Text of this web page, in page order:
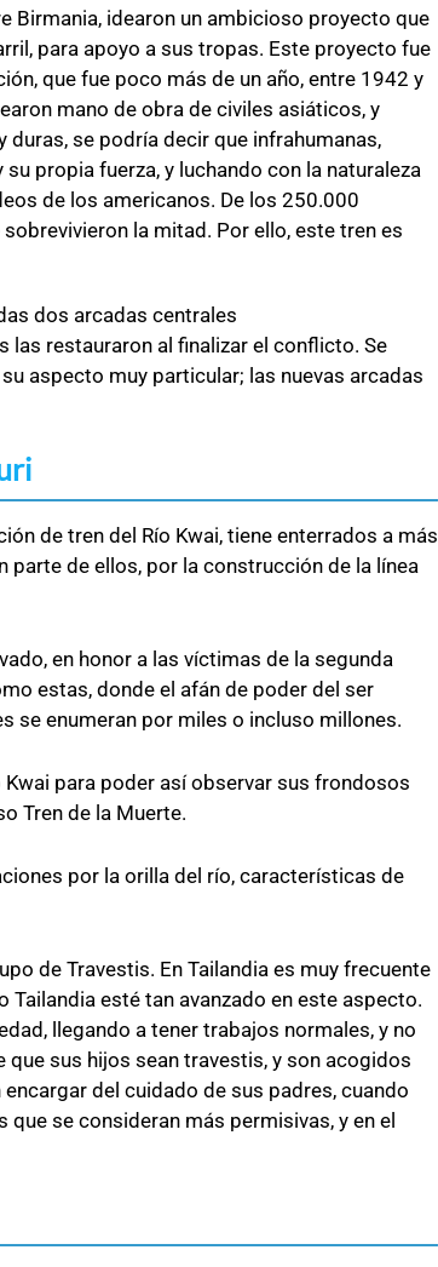
Birmania, idearon un ambicioso proyecto que
para apoyo a sus tropas. Este proyecto fue
que fue poco más de un año, entre 1942 y
mano de obra de civiles asiáticos, y
se podría decir que infrahumanas,
propia fuerza, y luchando con la naturaleza
de los americanos. De los 250.000
la mitad. Por ello, este tren es
dos arcadas centrales
las restauraron al finalizar el conflicto. Se
aspecto muy particular; las nuevas arcadas
de tren del Río Kwai, tiene enterrados a más
parte de ellos, por la construcción de la línea
en honor a las víctimas de la segunda
estas, donde el afán de poder del ser
se enumeran por miles o incluso millones.
Kwai para poder así observar sus frondosos
Tren de la Muerte.
por la orilla del río, características de
de Travestis. En Tailandia es muy frecuente
esté tan avanzado en este aspecto.
llegando a tener trabajos normales, y no
sus hijos sean travestis, y son acogidos
del cuidado de sus padres, cuando
se consideran más permisivas, y en el